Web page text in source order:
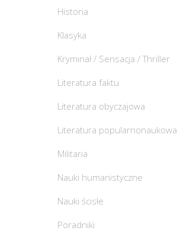
Historia
Klasyka
Kryminał / Sensacja / Thriller
Literatura faktu
Literatura obyczajowa
Literatura popularnonaukowa
Militaria
Nauki humanistyczne
Nauki ścisłe
Poradniki